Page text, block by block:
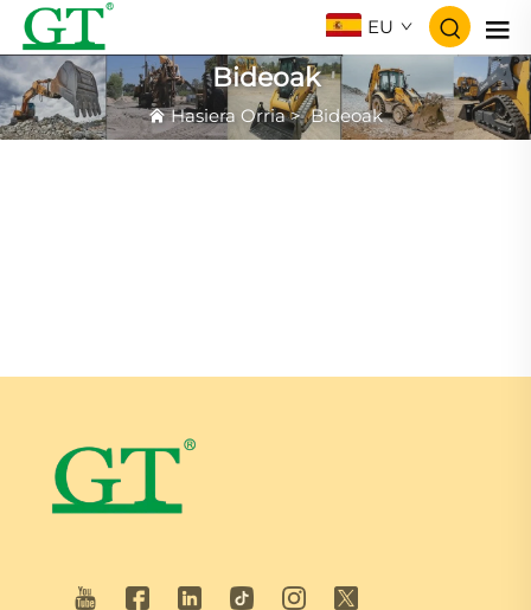
EU
Bideoak
Hasiera Orria>Bideoak